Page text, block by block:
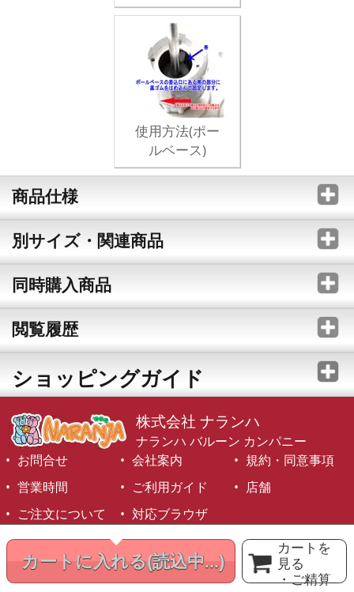
カートに入れる(読込中...)
カートを
見る
・ご精算
使用方法(ポー
ルベース)
商品仕様
別サイズ・関連商品
同時購入商品
閲覧履歴
ショッピングガイド
株式会社 ナランハ
ナランハ バルーン カンパニー
お問合せ
会社案内
規約・同意事項
営業時間
ご利用ガイド
店舗
ご注文について
対応ブラウザ
©1999-2026 NARANJA Inc. All Rights Reserved.